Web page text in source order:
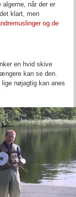
når der er
klart, men
og de
en hvid skive
kan se den.
nøjagtig kan anes